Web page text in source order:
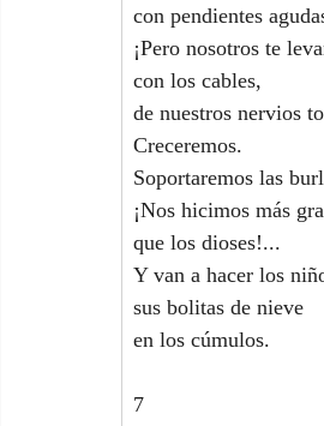
con pendientes
¡Pero nosotros te
con los cables,
de nuestros nervios
Creceremos.
Soportaremos las
¡Nos hicimos más
que los dioses!...
Y van a hacer los
sus bolitas de nieve
en los cúmulos.
7